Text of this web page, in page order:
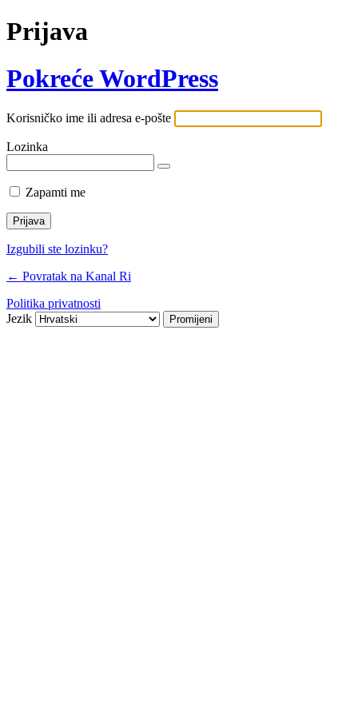
Prijava
Pokreće WordPress
Korisničko ime ili adresa e-pošte
Lozinka
Zapamti me
Izgubili ste lozinku?
← Povratak na Kanal Ri
Politika privatnosti
Jezik